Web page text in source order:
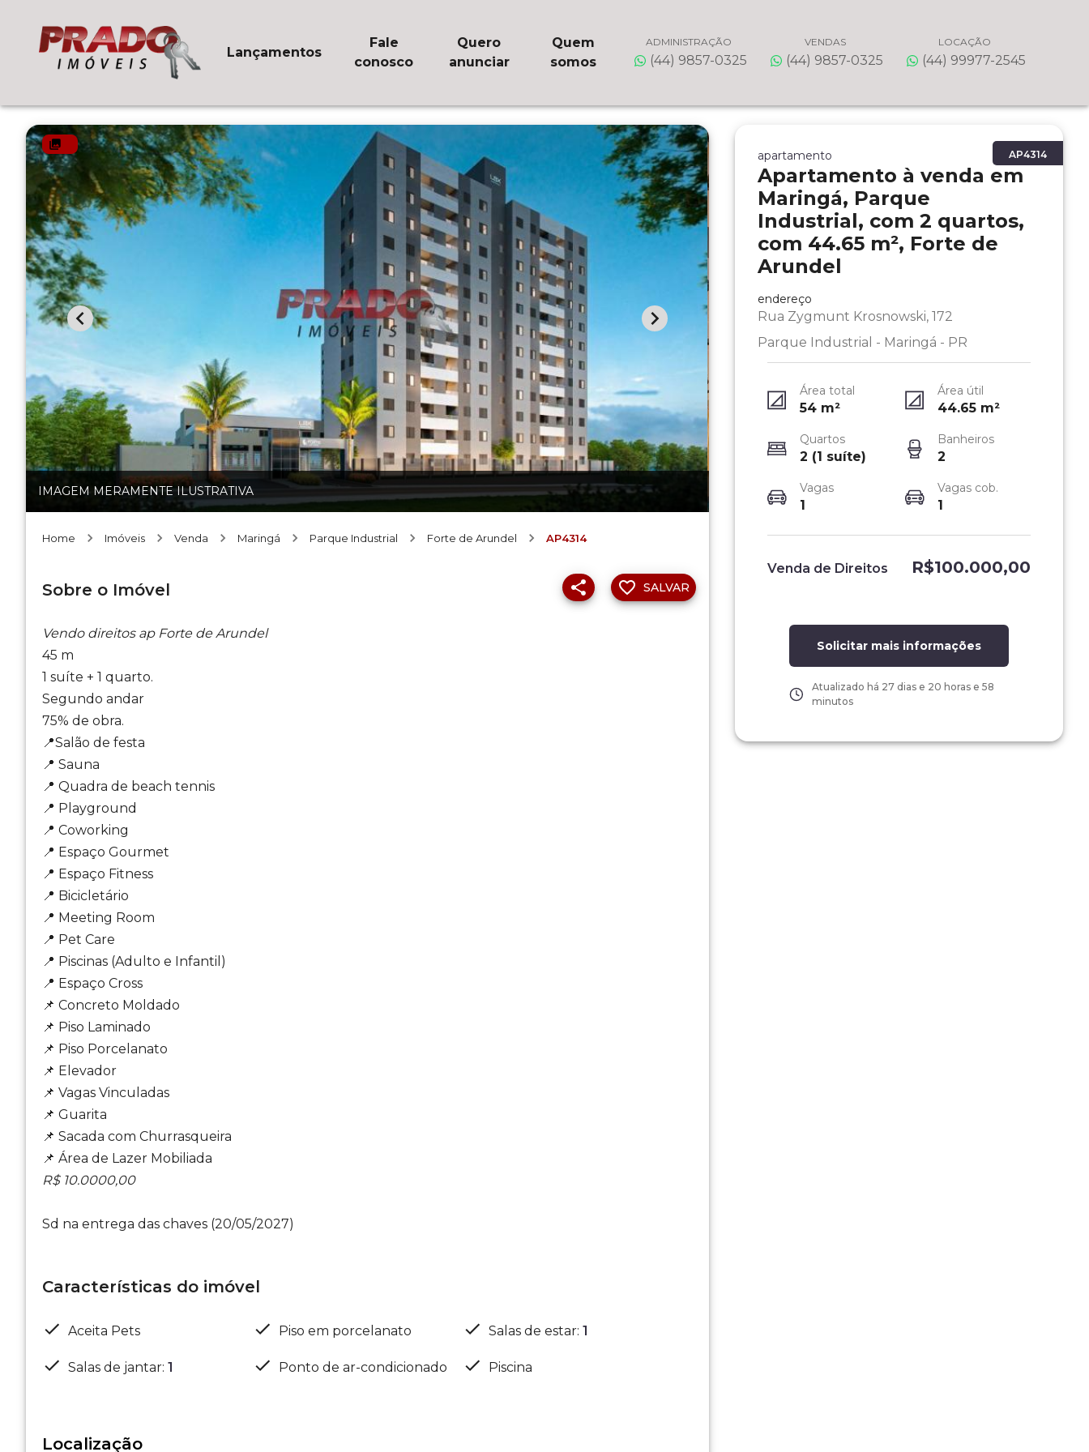
Lançamentos
Fale
conosco
Quero
anunciar
Quem
somos
ADMINISTRAÇÃO
(44) 9857-0325
VENDAS
(44) 9857-0325
LOCAÇÃO
(44) 99977-2545
IMAGEM MERAMENTE ILUSTRATIVA IMAGEM MERAMENTE ILUSTRATIVA
Home Imóveis Venda Maringá Parque Industrial Forte de Arundel AP4314
Sobre o Imóvel
Vendo direitos ap Forte de Arundel
45 m
1 suíte + 1 quarto.
Segundo andar
75% de obra.
📍Salão de festa
📍 Sauna
📍 Quadra de beach tennis
📍 Playground
📍 Coworking
📍 Espaço Gourmet
📍 Espaço Fitness
📍 Bicicletário
📍 Meeting Room
📍 Pet Care
📍 Piscinas (Adulto e Infantil)
📍 Espaço Cross
📌 Concreto Moldado
📌 Piso Laminado
📌 Piso Porcelanato
📌 Elevador
📌 Vagas Vinculadas
📌 Guarita
📌 Sacada com Churrasqueira
📌 Área de Lazer Mobiliada
R$ 10.0000,00
Sd na entrega das chaves (20/05/2027)
SALVAR
Características do imóvel
Aceita Pets Piso em porcelanato Salas de estar:1
Salas de jantar: 1 Ponto de ar-condicionado Piscina
Localização
AP4314
apartamento
Apartamento à venda em
Maringá, Parque
Industrial, com 2 quartos,
com 44.65 m², Forte de
Arundel
endereço
Rua Zygmunt Krosnowski, 172
Parque Industrial - Maringá - PR
Área total
54m²
Área útil
44.65 m²
Quartos
2 (1 suíte)
Banheiros
2
Vagas
1
Vagas cob.
1
Venda de Direitos R$100.000,00
Solicitar mais informações
Atualizado há 27 dias e 20 horas e 58
minutos